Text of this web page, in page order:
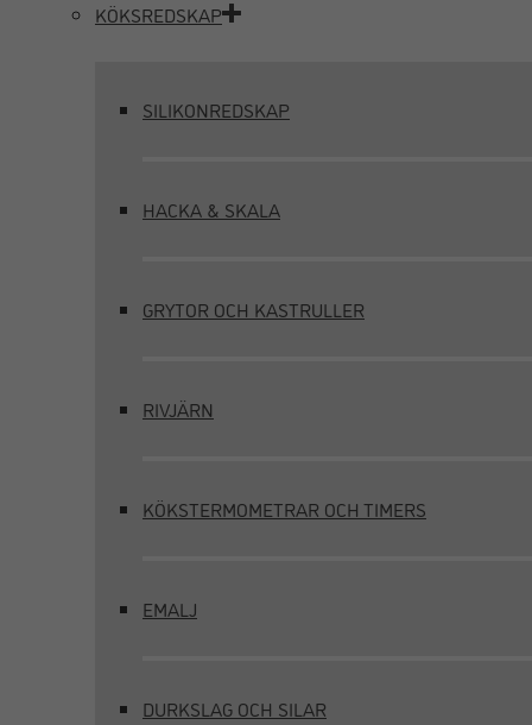
KÖKSREDSKAP
SILIKONREDSKAP
HACKA & SKALA
GRYTOR OCH KASTRULLER
RIVJÄRN
KÖKSTERMOMETRAR OCH TIMERS
EMALJ
DURKSLAG OCH SILAR